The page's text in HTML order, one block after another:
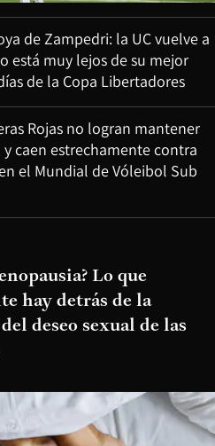
de Zampedri: la UC vuelve a
está muy lejos de su mejor
de la Copa Libertadores
Rojas no logran mantener
y caen estrechamente contra
el Mundial de Vóleibol Sub
Lo que
hay detrás de la
deseo sexual de las